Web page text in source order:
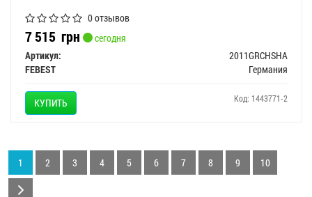
0 отзывов
7 515 грн
сегодня
Артикул:
2011GRCHSHA
FEBEST
Германия
КУПИТЬ Код: 1443771-2
1 2 3 4 5 6 7 8 9 10